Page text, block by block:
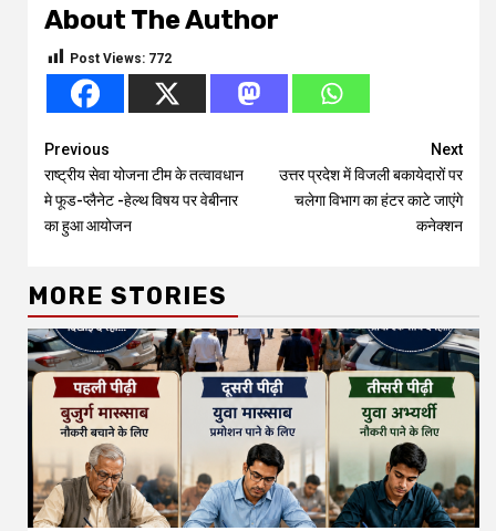
About The Author
Post Views: 772
Continue
Reading
Previous
राष्ट्रीय सेवा योजना टीम के तत्वावधान
मे फूड-प्लैनेट -हेल्थ विषय पर वेबीनार
का हुआ आयोजन
Next
उत्तर प्रदेश में विजली बकायेदारों पर
चलेगा विभाग का हंटर काटे जाएंगे
कनेक्शन
MORE STORIES